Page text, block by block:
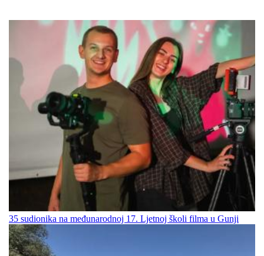
35 sudionika na međunarodnoj 17. Ljetnoj školi filma u Gunji